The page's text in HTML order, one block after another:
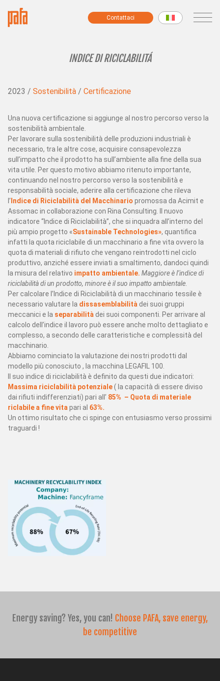
Contattaci Contattaci
Macchine Preparazione Filatura
Torcitoi
Macchine Ciniglia
Garzatrici
Bobinatrici
Macchine per Campioni e Piccole Produzioni
Tutte le macchine
SERVIZI
Assistenza
Ricambi
Lab
Ricambi online Richiedi assistenza
NEWS FIERE
AZIENDA
SOSTENIBILITÀ E RESPONSABILITÀ SOCIALE
INDICE DI RICICLABILITÁ
2023 / Sostenibilità / Certificazione
Una nuova certificazione si aggiunge al nostro percorso verso la
sostenibilità ambientale.
Per lavorare sulla sostenibilità delle produzioni industriali è
necessario, tra le altre cose, acquisire consapevolezza
sull’impatto che il prodotto ha sull’ambiente alla fine della sua
vita utile. Per questo motivo abbiamo ritenuto importante,
continuando nel nostro percorso verso la sostenibilità e
responsabilità sociale, aderire alla certificazione che rileva
l’ Indice di Riciclabilità del Macchinario promossa da Acimit e
Assomac in collaborazione con Rina Consulting. Il nuovo
indicatore “Indice di Riciclabilità”, che si inquadra all’interno del
più ampio progetto «Sustainable Technologies», quantifica
infatti la quota riciclabile di un macchinario a fine vita ovvero la
quota di materiali di rifiuto che vengano reintrodotti nel ciclo
produttivo, anziché essere inviati a smaltimento, dandoci quindi
la misura del relativo impatto ambientale. Maggiore è l’indice di
riciclabilità di un prodotto, minore è il suo impatto ambientale.
Per calcolare l’Indice di Riciclabilità di un macchinario tessile è
necessario valutare la dissasemblabilità dei suoi gruppi
meccanici e la separabilità dei suoi componenti. Per arrivare al
calcolo dell’indice il lavoro può essere anche molto dettagliato e
complesso, a secondo delle caratteristiche e complessità del
macchinario.
Abbiamo cominciato la valutazione dei nostri prodotti dal
modello più conosciuto , la macchina LEGAFIL 100.
Il suo indice di riciclabilità è definito da questi due indicatori:
Massima riciclabilità potenziale( la capacità di essere diviso
dai rifiuti indifferenziati) pari all’ 85% – Quota di materiale
riclabile a fine vita pari al 63%.
Un ottimo risultato che ci spinge con entusiasmo verso prossimi
traguardi !
Energy saving? Yes, you can! Choose PAFA, save energy,
be competitive